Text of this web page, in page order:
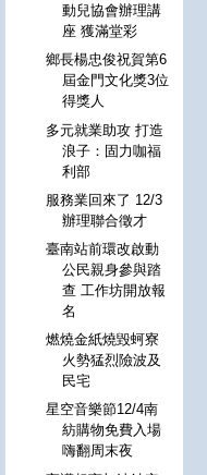
動兒協會辦理講
座 獲滿堂彩
鄉長楊忠俊祝賀第6
屆金門文化獎3位
得獎人
多元就業助攻 打造
浪子：固力咖福
利部
服務業回來了 12/3
辦理聯合徵才
臺南站前環改啟動
公民親身參與踏
查 工作坊開放報
名
燃燒金紙燒毀蚵寮
火勢猛烈險波及
民宅
星空音樂節12/4南
紡購物免費入場
嗨翻周末夜